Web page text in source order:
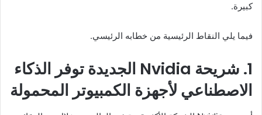
كبيرة.
فيما يلي النقاط الرئيسية من خطابه الرئيسي.
1. شريحة Nvidia الجديدة توفر الذكاء
الاصطناعي لأجهزة الكمبيوتر المحمولة